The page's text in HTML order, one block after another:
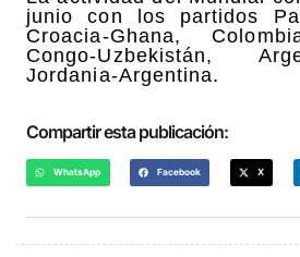
junio con los partidos
Croacia-Ghana,
Congo-Uzbekistán,
Jordania-Argentina.
Compartir esta publicación:
WhatsApp Facebook X